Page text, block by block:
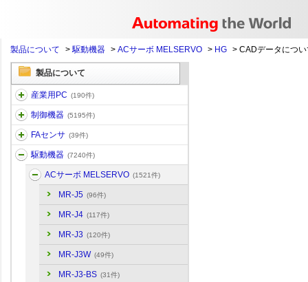
製品について >駆動機器 > ACサーボ MELSERVO > HG > CADデータにつ
製品について
産業用PC (190件)
制御機器 (5195件)
FAセンサ (39件)
駆動機器 (7240件)
ACサーボ MELSERVO (1521件)
MR-J5 (96件)
MR-J4 (117件)
MR-J3 (120件)
MR-J3W (49件)
MR-J3-BS (31件)